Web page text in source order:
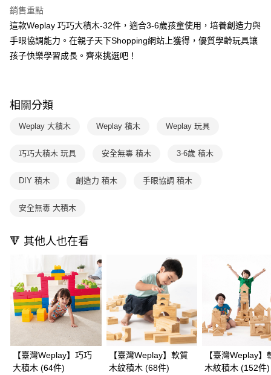
3.實際核准額度、可分期數及費用金額請依後續交易確認頁面所載為準。
4.訂單成立30分鐘內，如未前往確認交易或遇審核未通過，訂單將自動取
消。如遇「轉專審核」未通過狀況，表示未達大哥付你分期系統評分，恕無
法說明評估內容。
1.分期款項不併入電信帳單，「大哥付你分期」於每月結算日後寄送繳費提
1.本服務係由「台灣大哥大股份有限公司」（以下簡稱本公司）所提供，讓
2.基於同意付款使用「大哥付你分期」之契約關係目的，商店將以您的個人
由本公司與您本人進行分期帳單所需資料之確認、核對及更正。
便利好安心！
１．簡單：不需註冊會員、不需綁卡、不需儲值。
２．便利：只要手機號碼，簡訊認證，即可結帳。
３．安心：先確認商品／服務後，再付款。
３．收到繳費通知簡訊後14天內，點擊此簡訊中的連結，可透過四大超商／
※ 請注意：結帳手續完成當下不需立刻繳費，但若您需要取消訂單，請聯絡
後付繳納相關費用。
客戶支援中心」
https://netprotections.freshdesk.com/support/home
【注意事項】
權轉讓予恩沛科技股份有限公司。
https://aftee.tw/terms/#terms3
３．未成年的使用者請事先徵得法定代理人或監護人之同意方可使用
「AFTEE先享後付」，若未經同意申辦者引起之損失，本公司不負相關責
任。
４．使用「AFTEE先享後付」時，將依據個別帳號之用戶狀況，依本公司即
時審查核予不同之上限額度；若仍有額度不足之情形，本公司將視審查結果
請求用戶進行身份認證。
５．嚴禁一人註冊多個帳號或使用他人資訊註冊。若發現惡意使用之情形，
恩沛科技股份有限公司將有權停止該用戶之使用額度並採取法律行動。
運送方式
國內宅配/郵寄 (不適用離島、海外及郵局i郵箱)
每筆NT$70，滿NT$800(含以上)免運費
每筆NT$200
銷售重點
這款Weplay 巧巧大積木-32件，適合3-6歲孩童使用，培養創造力與
手眼協調能力。在親子天下Shopping網站上獲得，優質學齡玩具讓
孩子快樂學習成長。齊來挑選吧！
相關分類
Weplay 大積木 Weplay 積木 Weplay 玩具
巧巧大積木 玩具 安全無毒 積木 3-6歲 積木
DIY 積木 創造力 積木 手眼協調 積木
安全無毒 大積木
🔻 其他人也在看
【臺灣Weplay】巧巧
大積木 (64件)
【臺灣Weplay】軟質
木紋積木 (68件)
【臺灣Weplay】
木紋積木 (152件)